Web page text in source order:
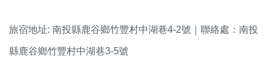
旅宿地址: 南投縣鹿谷鄉竹豐村中湖巷4-2號｜聯絡處：南投
縣鹿谷鄉竹豐村中湖巷3-5號